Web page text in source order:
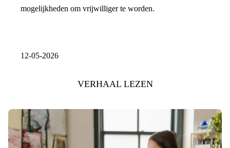
mogelijkheden om vrijwilliger te worden.
12-05-2026
VERHAAL LEZEN